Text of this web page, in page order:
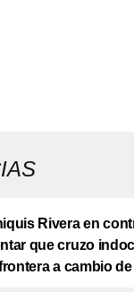
Rivera en
que cruzo
frontera a cambio